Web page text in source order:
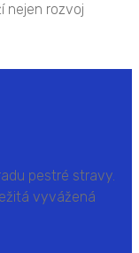
nejen rozvoj
pestré stravy.
vyvážená